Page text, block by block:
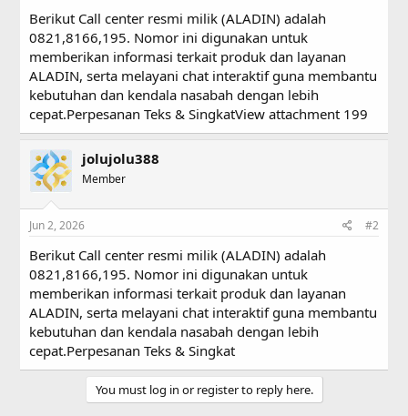
r
t
e
r
Berikut Call center resmi milik (ALADIN) adalah
0821,8166,195. Nomor ini digunakan untuk
memberikan informasi terkait produk dan layanan
ALADIN, serta melayani chat interaktif guna membantu
kebutuhan dan kendala nasabah dengan lebih
cepat.Perpesanan Teks & SingkatView attachment 199
jolujolu388
Member
Jun 2, 2026 #2
Berikut Call center resmi milik (ALADIN) adalah
0821,8166,195. Nomor ini digunakan untuk
memberikan informasi terkait produk dan layanan
ALADIN, serta melayani chat interaktif guna membantu
kebutuhan dan kendala nasabah dengan lebih
cepat.Perpesanan Teks & Singkat
You must log in or register to reply here.